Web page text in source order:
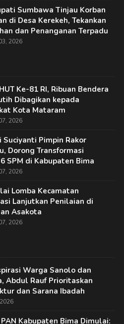
Sumbawa Tinjau Korban
di Desa Kerekeh, Tekankan
dan Penanganan Terpadu
2026
Ke-81 RI, Ribuan Bendera
Dibagikan kepada
Kota Mataram
2026
Suciyanti Pimpin Rakor
Dorong Transformasi
SPM di Kabupaten Bima
2026
Lomba Kecamatan
Lanjutkan Penilaian di
Asakota
2026
Warga Sanolo dan
Abdul Rauf Prioritaskan
dan Sarana Ibadah
Kabupaten Bima Dimulai: